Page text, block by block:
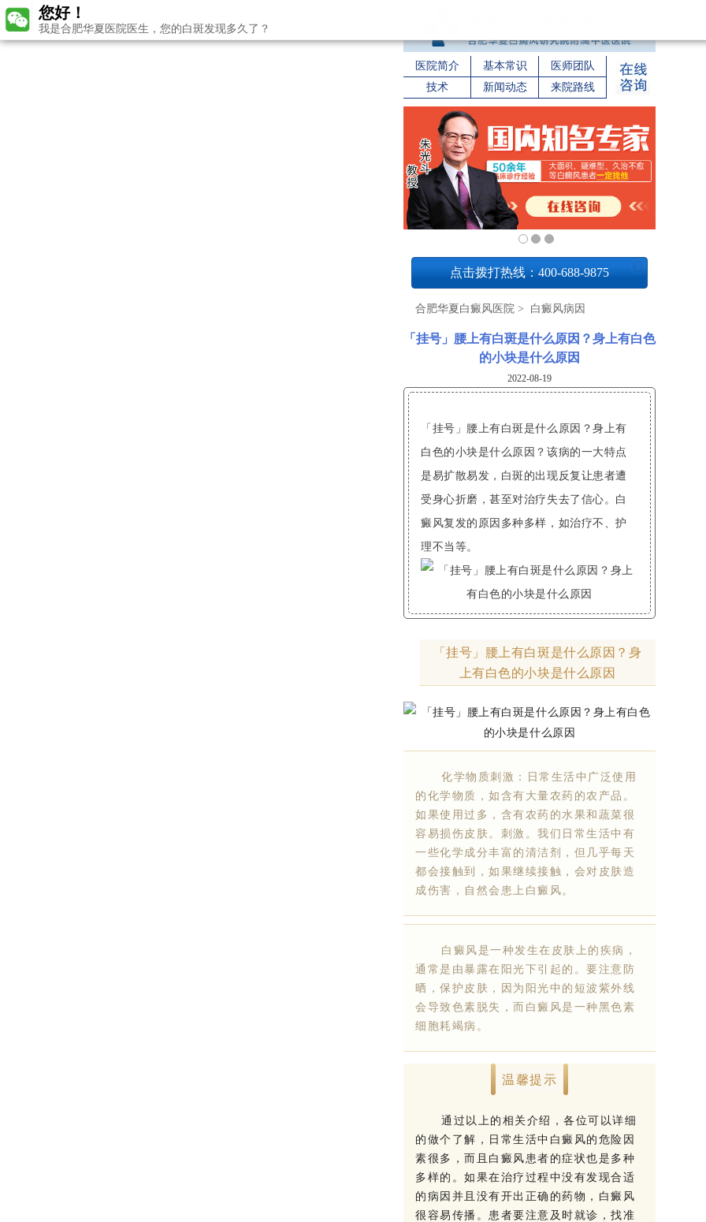
医院简介 基本常识
医师团队
技术
新闻动态 来院路线
点击拨打热线：400-688-9875
合肥华夏白癜风医院 > 白癜风病因
「挂号」腰上有白斑是什么原因？身上有白色
的小块是什么原因
2022-08-19
「挂号」腰上有白斑是什么原因？身上有
白色的小块是什么原因？该病的一大特点
是易扩散易发，白斑的出现反复让患者遭
受身心折磨，甚至对治疗失去了信心。白
癜风复发的原因多种多样，如治疗不、护
理不当等。
「挂号」腰上有白斑是什么原因？身
上有白色的小块是什么原因
化学物质刺激：日常生活中广泛使用
的化学物质，如含有大量农药的农产品。
如果使用过多，含有农药的水果和蔬菜很
容易损伤皮肤。刺激。我们日常生活中有
一些化学成分丰富的清洁剂，但几乎每天
都会接触到，如果继续接触，会对皮肤造
成伤害，自然会患上白癜风。
白癜风是一种发生在皮肤上的疾病，
通常是由暴露在阳光下引起的。要注意防
晒，保护皮肤，因为阳光中的短波紫外线
会导致色素脱失，而白癜风是一种黑色素
细胞耗竭病。
温馨提示
通过以上的相关介绍，各位可以详细
的做个了解，日常生活中白癜风的危险因
素很多，而且白癜风患者的症状也是多种
多样的。如果在治疗过程中没有发现合适
的病因并且没有开出正确的药物，白癜风
很容易传播。患者要注意及时就诊，找准
您好！
我是合肥华夏医院医生，您的白斑发现多久了？